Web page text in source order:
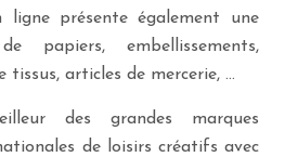
présente également une
papiers, embellissements,
tissus, articles de mercerie, …
des grandes marques
de loisirs créatifs avec